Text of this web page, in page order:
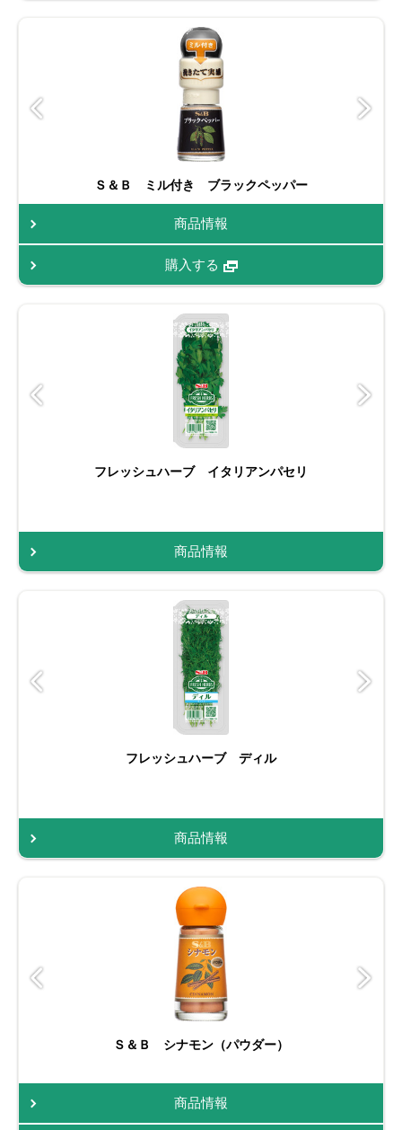
Ｓ＆Ｂ ミル付き ブラックペッパー
商品情報
購入する
フレッシュハーブ イタリアンパセリ
商品情報
フレッシュハーブ ディル
商品情報
Ｓ＆Ｂ シナモン（パウダー）
商品情報